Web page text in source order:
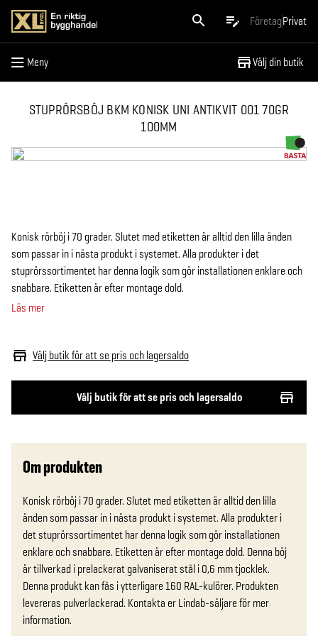
FöretagPrivat
Meny Välj din butik
Meny
STUPRÖRSBÖJ BKM KONISK UNI ANTIKVIT 001 70GR
100MM
Välj butik för att se pris och lagersaldo
Välj butik för att se pris och lagersaldo
Konisk rörböj i 70 grader. Slutet med etiketten är alltid den lilla änden
som passar in i nästa produkt i systemet. Alla produkter i det
stuprörssortimentet har denna logik som gör installationen enklare och
snabbare. Etiketten är efter montage dold.
Läs mer
Om produkten
Konisk rörböj i 70 grader. Slutet med etiketten är alltid den lilla
änden som passar in i nästa produkt i systemet. Alla produkter i
det stuprörssortimentet har denna logik som gör installationen
enklare och snabbare. Etiketten är efter montage dold. Denna böj
är tillverkad i prelackerat galvaniserat stål i 0,6 mm tjocklek.
Denna produkt kan fås i ytterligare 160 RAL-kulörer. Produkten
levereras pulverlackerad. Kontakta er Lindab-säljare för mer
information.